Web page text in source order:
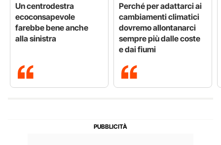
Un centrodestra
ecoconsapevole
farebbe bene anche
alla sinistra
Perché per adattarci ai
cambiamenti climatici
dovremo allontanarci
sempre più dalle coste
e dai fiumi